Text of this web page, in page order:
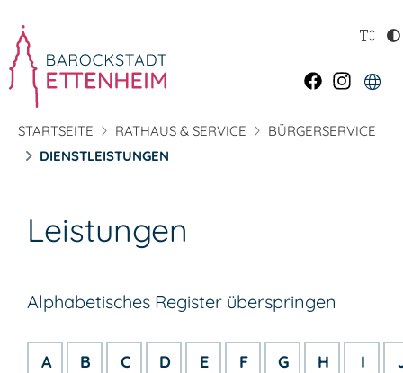
STARTSEITE RATHAUS & SERVICE
BÜRGERSERVICE
DIENSTLEISTUNGEN
Leistungen
Alphabetisches Register überspringen
A B C D E F G H I